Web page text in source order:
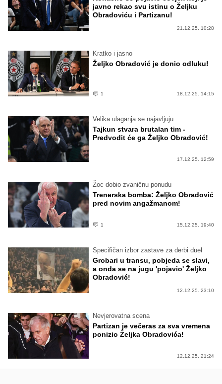
javno rekao svu istinu o Željku
Obradoviću i Partizanu!
21.12.25. 10:28
Kratko i jasno
Željko Obradović je donio odluku!
1 18.12.25. 14:15
Velika ulaganja se najavljuju
Tajkun stvara brutalan tim -
Predvodit će ga Željko Obradović!
17.12.25. 12:59
Žoc dobio zvaničnu ponudu
Trenerska bomba: Željko Obradović
pred novim angažmanom!
1 15.12.25. 19:40
Specifičan izbor zastave za derbi duel
Grobari u transu, pobjeda se slavi,
a onda se na jugu 'pojavio' Željko
Obradović!
12.12.25. 23:10
Nevjerovatna scena
Partizan je večeras za sva vremena
ponizio Željka Obradovića!
12.12.25. 21:24